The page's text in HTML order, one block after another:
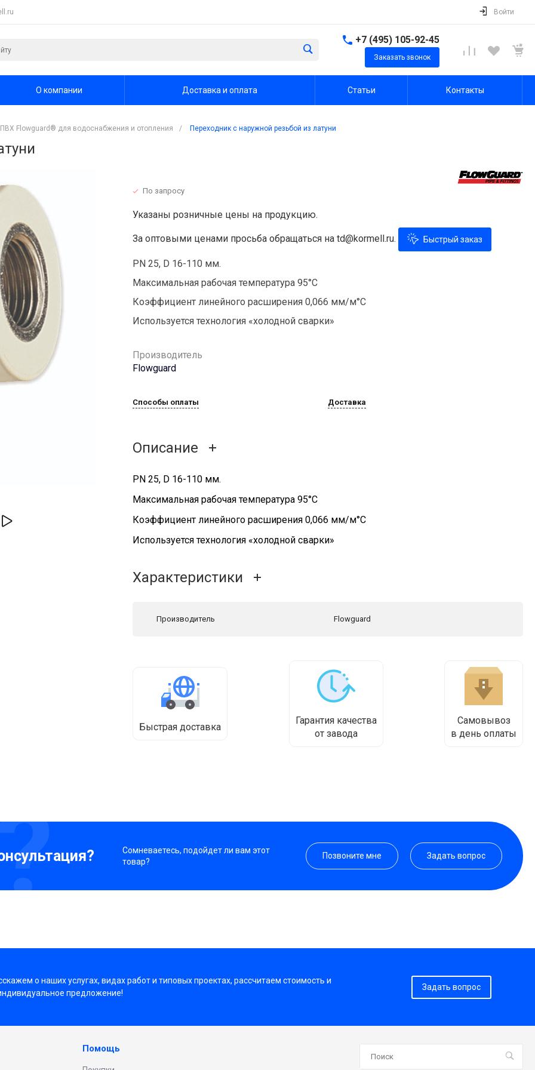
Войти
+7 (495) 105-92-45
Заказать звонок
О компании Доставка и оплата Статьи Контакты
Flowguard® для водоснабжения и отопления / Переходник с наружной резьбой из латуни
По запросу
Указаны розничные цены на продукцию.
За оптовыми ценами просьба обращаться на td@kormell.ru. Быстрый заказ
PN 25, D 16-110 мм.
Максимальная рабочая температура 95°С
Коэффициент линейного расширения 0,066 мм/м°С
Используется технология «холодной сварки»
Производитель
Flowguard
Способы оплаты Доставка
Описание
PN 25, D 16-110 мм.
Максимальная рабочая температура 95°С
Коэффициент линейного расширения 0,066 мм/м°С
Используется технология «холодной сварки»
Характеристики
Производитель Flowguard
Быстрая доставка
Гарантия качества
от завода
Самовывоз
в день оплаты
Сомневаетесь, подойдет ли вам этот
товар?
Позвоните мне Задать вопрос
о наших услугах, видах работ и типовых проектах, рассчитаем стоимость и
предложение!
Задать вопрос
Помощь